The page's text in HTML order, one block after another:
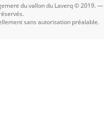
du vallon du Laverq © 2019. —
sans autorisation préalable.